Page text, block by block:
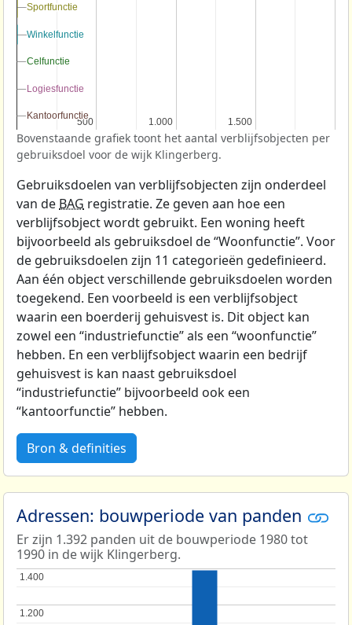
500
500 1.000
1.000 1.500
1.500
Sportfunctie
Sportfunctie
Winkelfunctie
Winkelfunctie
Celfunctie
Celfunctie
Logiesfunctie
Logiesfunctie
Kantoorfunctie
Kantoorfunctie
Bovenstaande grafiek toont het aantal verblijfsobjecten per
gebruiksdoel voor de wijk Klingerberg.
Gebruiksdoelen van verblijfsobjecten zijn onderdeel
van de BAG registratie. Ze geven aan hoe een
verblijfsobject wordt gebruikt. Een woning heeft
bijvoorbeeld als gebruiksdoel de “Woonfunctie”. Voor
de gebruiksdoelen zijn 11 categorieën gedefinieerd.
Aan één object verschillende gebruiksdoelen worden
toegekend. Een voorbeeld is een verblijfsobject
waarin een boerderij gehuisvest is. Dit object kan
zowel een “industriefunctie” als een “woonfunctie”
hebben. En een verblijfsobject waarin een bedrijf
gehuisvest is kan naast gebruiksdoel
“industriefunctie” bijvoorbeeld ook een
“kantoorfunctie” hebben.
Bron & definities
Adressen: bouwperiode van panden
Er zijn 1.392 panden uit de bouwperiode 1980 tot
1990 in de wijk Klingerberg.
1.200
1.200
1.400
1.400